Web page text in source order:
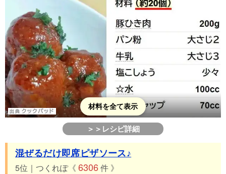
材料を全て表示
＞＞レシピ詳細
混ぜるだけ即席ピザソース♪
5位｜つくれぽ《 6306件 》